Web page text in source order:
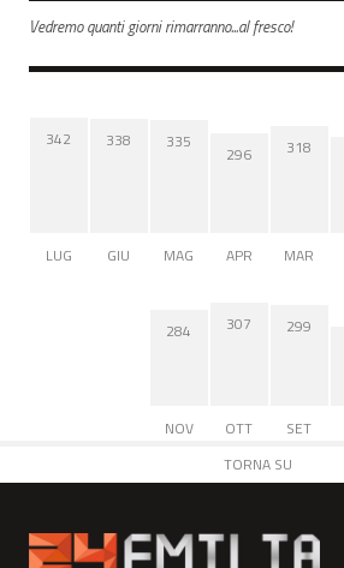
Vedremo quanti giorni rimarranno...al fresco!
342
LUG
338
GIU
335
MAG
296
APR
318
MAR
284
NOV
307
OTT
299
SET
TORNA SU